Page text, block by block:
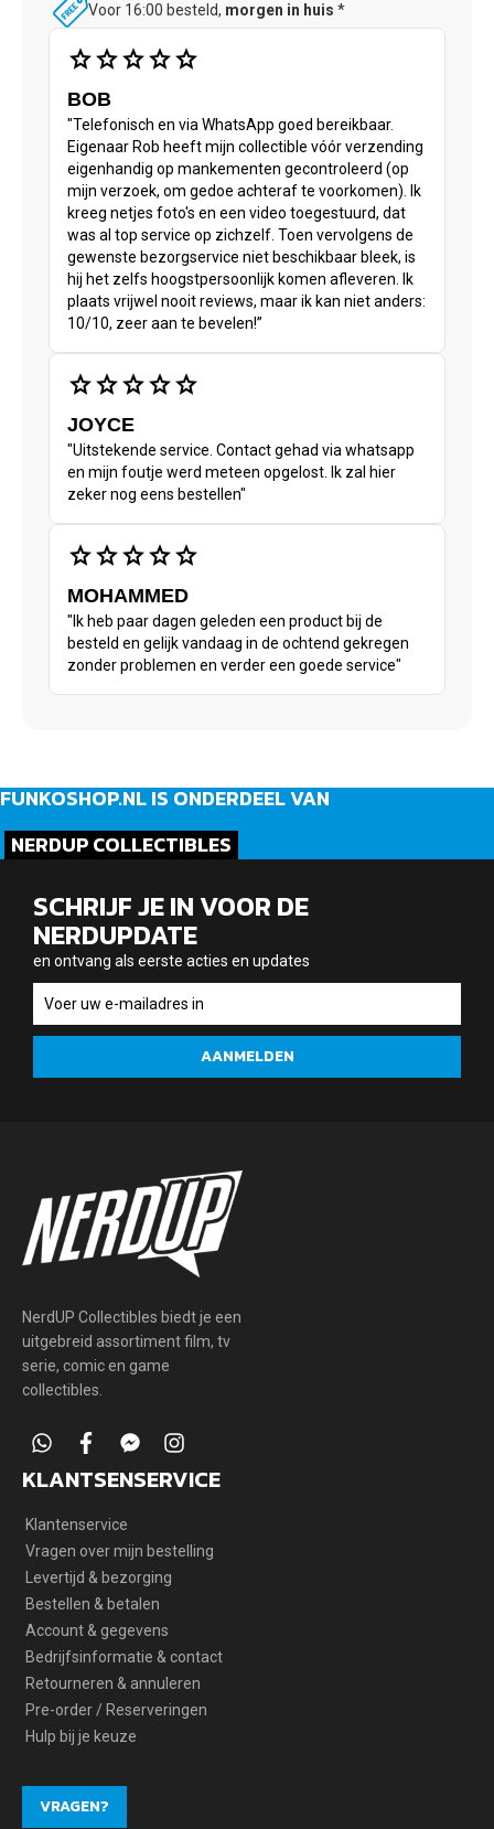
Voor 16:00 besteld, morgen in huis *
starstarstarstarstar
BOB
"Telefonisch en via WhatsApp goed bereikbaar.
Eigenaar Rob heeft mijn collectible vóór verzending
eigenhandig op mankementen gecontroleerd (op
mijn verzoek, om gedoe achteraf te voorkomen). Ik
kreeg netjes foto's en een video toegestuurd, dat
was al top service op zichzelf. Toen vervolgens de
gewenste bezorgservice niet beschikbaar bleek, is
hij het zelfs hoogstpersoonlijk komen afleveren. Ik
plaats vrijwel nooit reviews, maar ik kan niet anders:
10/10, zeer aan te bevelen!”
starstarstarstarstar
JOYCE
"Uitstekende service. Contact gehad via whatsapp
en mijn foutje werd meteen opgelost. Ik zal hier
zeker nog eens bestellen"
starstarstarstarstar
MOHAMMED
"Ik heb paar dagen geleden een product bij de
besteld en gelijk vandaag in de ochtend gekregen
zonder problemen en verder een goede service"
FUNKOSHOP.NL IS ONDERDEEL VAN
NERDUP COLLECTIBLES
SCHRIJF JE IN VOOR DE
NERDUPDATE
en ontvang als eerste acties en updates
ontvang
als
acties
AANMELDEN
NerdUP Collectibles biedt je een
uitgebreid assortiment film, tv
serie, comic en game
collectibles.
whatsappfacebook
facebook-instagram
KLANTSENSERVICE
Klantenservice
Vragen over mijn bestelling
Levertijd & bezorging
Bestellen & betalen
Account & gegevens
Bedrijfsinformatie & contact
Retourneren & annuleren
Pre-order / Reserveringen
Hulp bij je keuze
VRAGEN?